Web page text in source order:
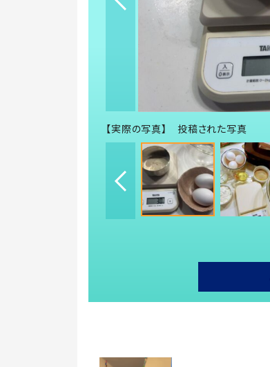
【実際の写真】 投稿された写真